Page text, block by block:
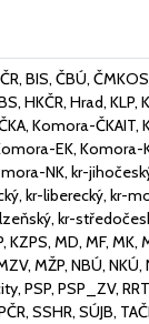
BIS, ČBÚ,
HKČR, Hrad,
Komora-ČKAIT,
EK, Komora-
NK, kr-
kr-liberecký, kr-
kr-
MD, MF, MK,
MŽP, NBÚ, NKÚ,
PSP, PSP_ZV,
SSHR, SÚJB,